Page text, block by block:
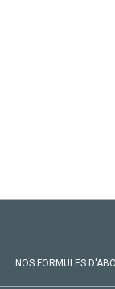
NOS FORMULES